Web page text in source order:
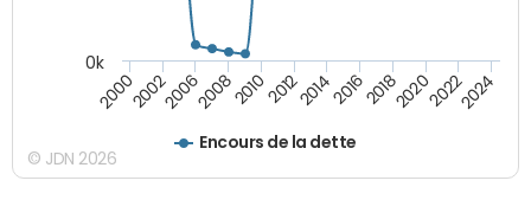
Encours de la dette
200020022006200820102012201420162018202020222024
0k
© JDN 2026